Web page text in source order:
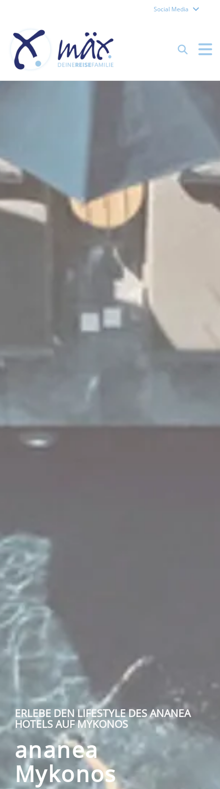
Social Media
Suchen
ERLEBE DEN LIFESTYLE DES ANANEA
HOTELS AUF MYKONOS
ananea
Mykonos